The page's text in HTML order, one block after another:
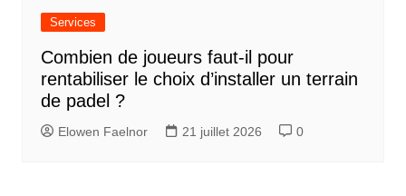
Services
Combien de joueurs faut-il pour
rentabiliser le choix d’installer un terrain
de padel ?
Elowen Faelnor 21 juillet 2026 0